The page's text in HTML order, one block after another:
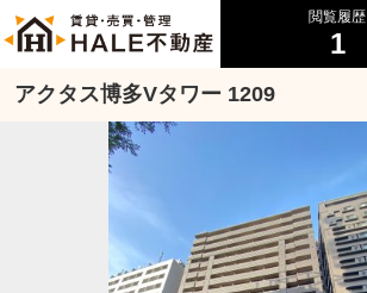
閲覧履歴
1
アクタス博多Vタワー 1209